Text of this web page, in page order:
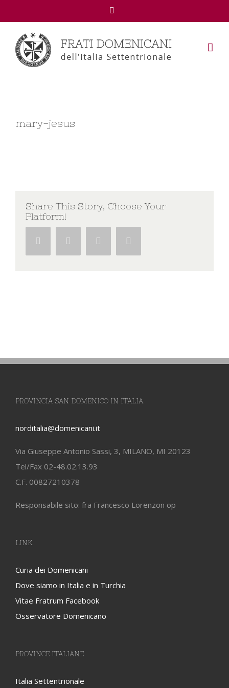
mary-jesus
Share This Story, Choose Your
Platform!
Facebook Twitter Google+
PROVINCIA SAN DOMENICO IN ITALIA
norditalia@domenicani.it
Via Giuseppe Antonio Sassi, 3, MILANO, MI 20123
Tel/Fax 02-48.02.13.93
C.F. 00827210378
Responsabile sito: fra Francesco Lorenzon op
LINK
Curia dei Domenicani
Dove siamo in Italia e in Turchia
Vitae Fratrum Facebook
Osservatore Domenicano
PROVINCE ITALIANE
Italia Settentrionale